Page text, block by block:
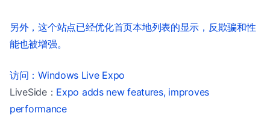
另外，这个站点已经优化首页本地列表的显示，反欺骗和性
能也被增强。
访问：Windows Live Expo
LiveSide： Expo adds new features, improves
performance